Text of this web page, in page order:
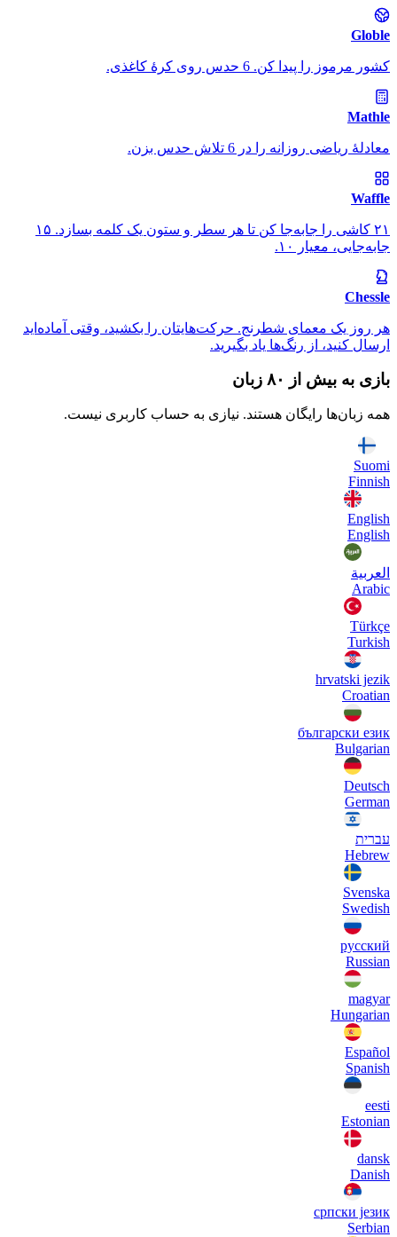
Globle
کشور مرموز را پیدا کن. 6 حدس روی کرهٔ کاغذی.
Mathle
معادلهٔ ریاضی روزانه را در 6 تلاش حدس بزن.
Waffle
۲۱ کاشی را جابه‌جا کن تا هر سطر و ستون یک کلمه بسازد. ۱۵
جابه‌جایی، معیار ۱۰.
Chessle
هر روز یک معمای شطرنج. حرکت‌هایتان را بکشید، وقتی آماده‌اید
ارسال کنید، از رنگ‌ها یاد بگیرید.
بازی به بیش از ۸۰ زبان
همه زبان‌ها رایگان هستند. نیازی به حساب کاربری نیست.
Suomi
Finnish
English
English
العربية
Arabic
Türkçe
Turkish
hrvatski jezik
Croatian
български език
Bulgarian
Deutsch
German
עברית
Hebrew
Svenska
Swedish
русский
Russian
magyar
Hungarian
Español
Spanish
eesti
Estonian
dansk
Danish
српски језик
Serbian